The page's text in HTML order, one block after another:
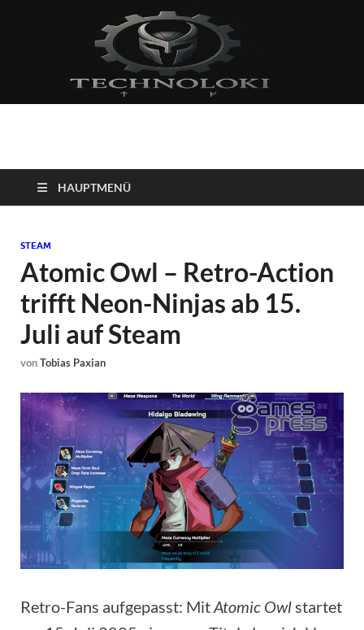
Technoloki: Gaming
und Entertainment
News
Blockbuster, Indie-Perlen und Retro-Klassiker.
HAUPTMENÜ
STEAM
Atomic Owl – Retro-Action
trifft Neon-Ninjas ab 15.
Juli auf Steam
vonTobias Paxian
Retro-Fans aufgepasst: MitAtomic Owlstartet